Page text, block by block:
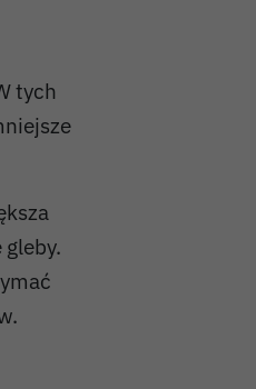
tych